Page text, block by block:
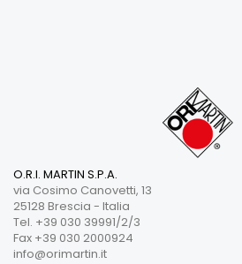
O.R.I. MARTIN S.P.A.
via Cosimo Canovetti, 13
25128 Brescia - Italia
Tel. +39 030 39991/2/3
Fax +39 030 2000924
info@orimartin.it